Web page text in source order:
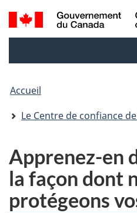
Recherche
et
Accueil
Le Centre de confiance
Apprenez-en
la façon dont
protégeons